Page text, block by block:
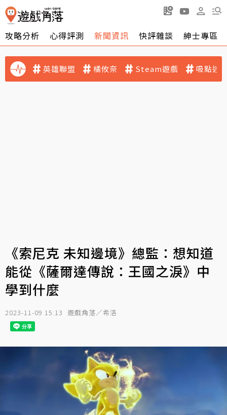
攻略分析 心得評測 新聞資訊 快評雜談 紳士專區
英雄聯盟 橘攸奈 Steam遊戲 吸點迷
《索尼克 未知邊境》總監：想知道
能從《薩爾達傳說：王國之淚》中
學到什麼
2023-11-09 15:13 遊戲角落／希洛